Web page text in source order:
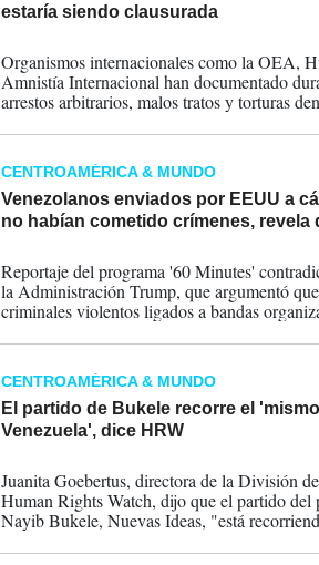
estaría siendo clausurada
Organismos internacionales como la OEA,
Amnistía Internacional han documentado
arrestos arbitrarios, malos tratos y torturas
CENTROAMÉRICA & MUNDO
Venezolanos enviados por EEUU a
no habían cometido crímenes, revela
Reportaje del programa '60 Minutes'
la Administración Trump, que argumentó
criminales violentos ligados a bandas
CENTROAMÉRICA & MUNDO
El partido de Bukele recorre el
Venezuela', dice HRW
Juanita Goebertus, directora de la División
Human Rights Watch, dijo que el partido del
Nayib Bukele, Nuevas Ideas, "está